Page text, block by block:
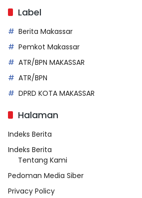
Label
Berita Makassar
Pemkot Makassar
ATR/BPN MAKASSAR
ATR/BPN
DPRD KOTA MAKASSAR
Halaman
Indeks Berita
Indeks Berita
Tentang Kami
Pedoman Media Siber
Privacy Policy